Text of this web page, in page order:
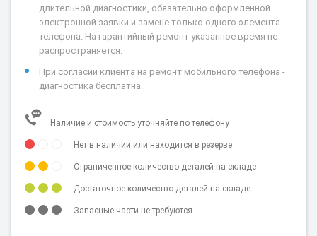
длительной диагностики, обязательно оформленной
электронной заявки и замене только одного элемента
телефона. На гарантийный ремонт указанное время не
распространяется.
При согласии клиента на ремонт мобильного телефона -
диагностика бесплатна.
Наличие и стоимость уточняйте по телефону
Нет в наличии или находится в резерве
Ограниченное количество деталей на складе
Достаточное количество деталей на складе
Запасные части не требуются